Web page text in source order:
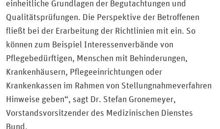
einheitliche Grundlagen der Begutachtungen und
Qualitätsprüfungen. Die Perspektive der Betroffenen
fließt bei der Erarbeitung der Richtlinien mit ein. So
können zum Beispiel Interessenverbände von
Pflegebedürftigen, Menschen mit Behinderungen,
Krankenhäusern, Pflegeeinrichtungen oder
Krankenkassen im Rahmen von Stellungnahmeverfahren
Hinweise geben“, sagt Dr. Stefan Gronemeyer,
Vorstandsvorsitzender des Medizinischen Dienstes
Bund.